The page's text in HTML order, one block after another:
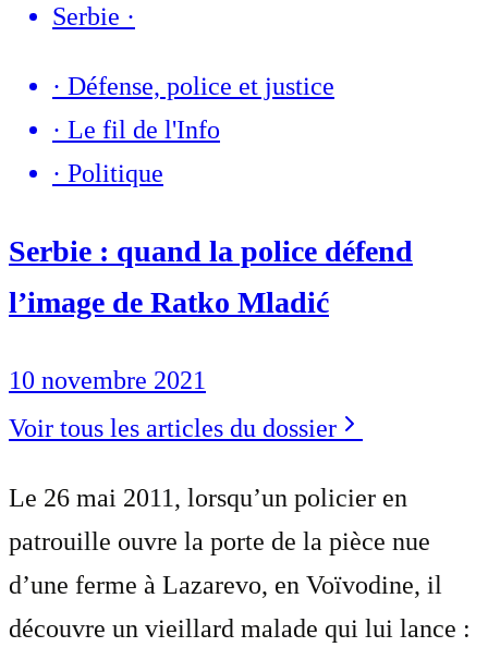
Serbie ·
· Défense, police et justice
· Le fil de l'Info
· Politique
Serbie : quand la police défend
l’image de Ratko Mladić
10 novembre 2021
Voir tous les articles du dossier
Le 26 mai 2011, lorsqu’un policier en
patrouille ouvre la porte de la pièce nue
d’une ferme à Lazarevo, en Voïvodine, il
découvre un vieillard malade qui lui lance :